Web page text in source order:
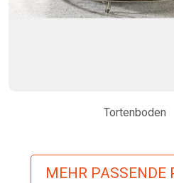
Tortenboden
MEHR PASSENDE